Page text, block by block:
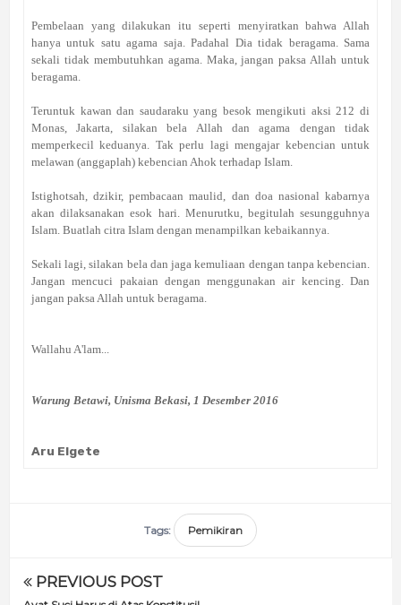
Pembelaan yang dilakukan itu seperti menyiratkan bahwa Allah
hanya untuk satu agama saja. Padahal Dia tidak beragama. Sama
sekali tidak membutuhkan agama. Maka, jangan paksa Allah untuk
beragama.
Teruntuk kawan dan saudaraku yang besok mengikuti aksi 212 di
Monas, Jakarta, silakan bela Allah dan agama dengan tidak
memperkecil keduanya. Tak perlu lagi mengajar kebencian untuk
melawan (anggaplah) kebencian Ahok terhadap Islam.
Istighotsah, dzikir, pembacaan maulid, dan doa nasional kabarnya
akan dilaksanakan esok hari. Menurutku, begitulah sesungguhnya
Islam. Buatlah citra Islam dengan menampilkan kebaikannya.
Sekali lagi, silakan bela dan jaga kemuliaan dengan tanpa kebencian.
Jangan mencuci pakaian dengan menggunakan air kencing. Dan
jangan paksa Allah untuk beragama.
Wallahu A'lam...
Warung Betawi, Unisma Bekasi, 1 Desember 2016
Aru Elgete
Tags: Pemikiran
PREVIOUS POST